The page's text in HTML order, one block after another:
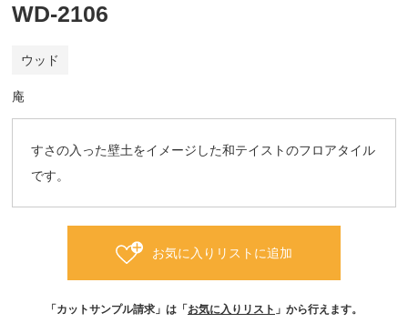
WD-2106
ウッド
庵
すさの入った壁土をイメージした和テイストのフロアタイル
です。
お気に入りリストに追加
「カットサンプル請求」は「 お気に入りリスト 」から行えます。